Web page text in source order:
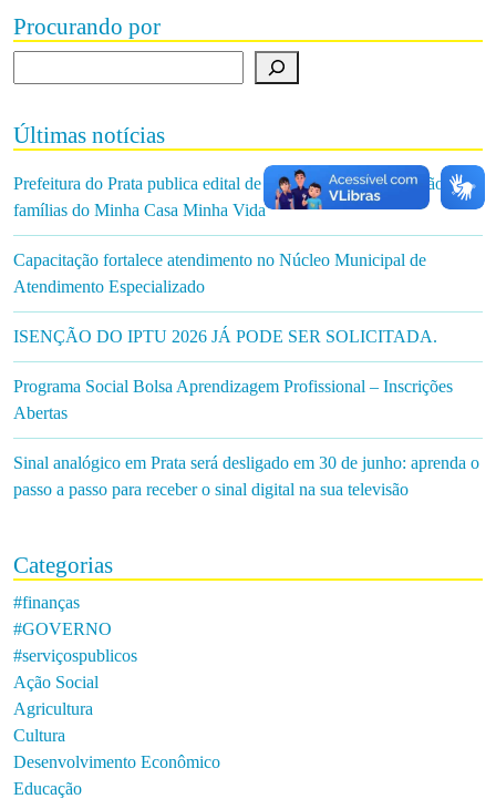
Procurando por
Últimas notícias
Prefeitura do Prata publica edital de chamamento para seleção de
famílias do Minha Casa Minha Vida
Capacitação fortalece atendimento no Núcleo Municipal de
Atendimento Especializado
ISENÇÃO DO IPTU 2026 JÁ PODE SER SOLICITADA.
Programa Social Bolsa Aprendizagem Profissional – Inscrições
Abertas
Sinal analógico em Prata será desligado em 30 de junho: aprenda o
passo a passo para receber o sinal digital na sua televisão
Categorias
#finanças
#GOVERNO
#serviçospublicos
Ação Social
Agricultura
Cultura
Desenvolvimento Econômico
Educação